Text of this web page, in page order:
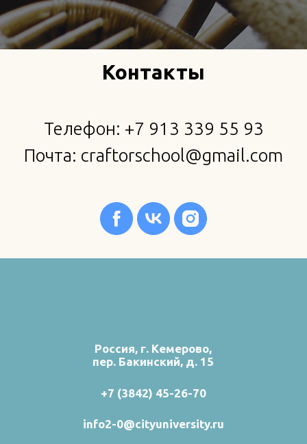
Контакты
Телефон: +7 913 339 55 93
Почта: craftorschool@gmail.com
+7 (3842) 45-26-70
Россия, г. Кемерово,
пер. Бакинский, д. 15
info2-0@cityuniversity.ru